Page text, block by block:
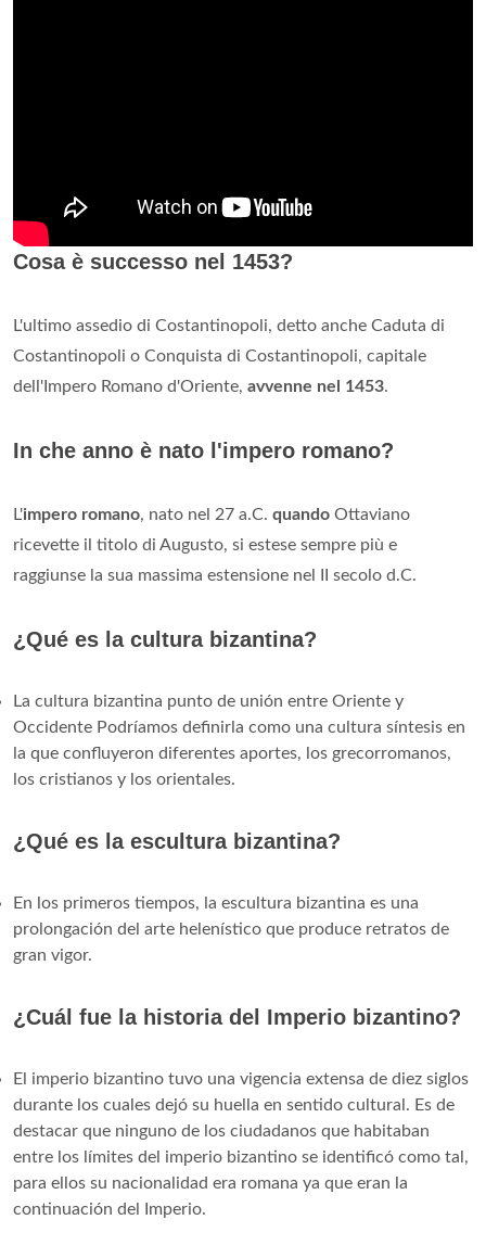
Cosa è successo nel 1453?
L'ultimo assedio di Costantinopoli, detto anche Caduta di
Costantinopoli o Conquista di Costantinopoli, capitale
dell'Impero Romano d'Oriente, avvenne nel 1453.
In che anno è nato l'impero romano?
L'impero romano, nato nel 27 a.C. quando Ottaviano
ricevette il titolo di Augusto, si estese sempre più e
raggiunse la sua massima estensione nel II secolo d.C.
¿Qué es la cultura bizantina?
La cultura bizantina punto de unión entre Oriente y
Occidente Podríamos definirla como una cultura síntesis en
la que confluyeron diferentes aportes, los grecorromanos,
los cristianos y los orientales.
¿Qué es la escultura bizantina?
En los primeros tiempos, la escultura bizantina es una
prolongación del arte helenístico que produce retratos de
gran vigor.
¿Cuál fue la historia del Imperio bizantino?
El imperio bizantino tuvo una vigencia extensa de diez siglos
durante los cuales dejó su huella en sentido cultural. Es de
destacar que ninguno de los ciudadanos que habitaban
entre los límites del imperio bizantino se identificó como tal,
para ellos su nacionalidad era romana ya que eran la
continuación del Imperio.